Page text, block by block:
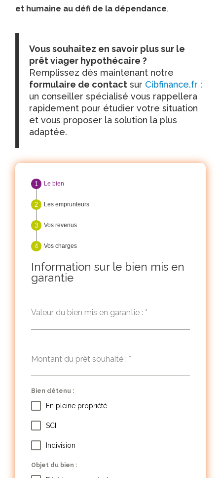
et humaine au défi de la dépendance.
Vous souhaitez en savoir plus sur le
prêt viager hypothécaire ?
Remplissez dès maintenant notre
formulaire de contact sur Cibfinance.fr :
un conseiller spécialisé vous rappellera
rapidement pour étudier votre situation
et vous proposer la solution la plus
adaptée.
Le bien
Les emprunteurs
Vos revenus
Vos charges
Information sur le bien mis en
garantie
Valeur du bien mis en garantie : *
Montant du prêt souhaité : *
Bien détenu :
En pleine propriété
SCI
Indivision
Objet du bien :